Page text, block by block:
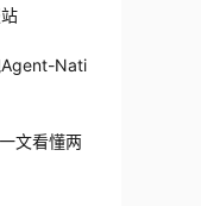
Agent-Nati
文看懂两